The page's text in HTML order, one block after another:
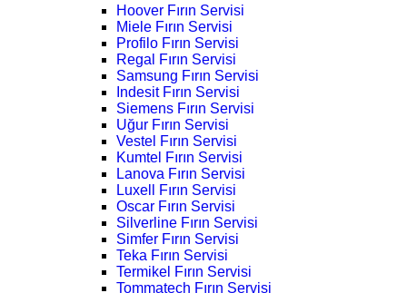
Hoover Fırın Servisi
Miele Fırın Servisi
Profilo Fırın Servisi
Regal Fırın Servisi
Samsung Fırın Servisi
Indesit Fırın Servisi
Siemens Fırın Servisi
Uğur Fırın Servisi
Vestel Fırın Servisi
Kumtel Fırın Servisi
Lanova Fırın Servisi
Luxell Fırın Servisi
Oscar Fırın Servisi
Silverline Fırın Servisi
Simfer Fırın Servisi
Teka Fırın Servisi
Termikel Fırın Servisi
Tommatech Fırın Servisi